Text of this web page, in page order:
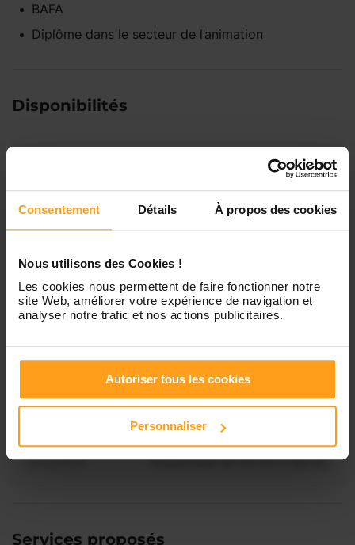
Consentement Détails À propos des cookies
Nous utilisons des Cookies !
Les cookies nous permettent de faire fonctionner notre
site Web, améliorer votre expérience de navigation et
analyser notre trafic et nos actions publicitaires.
Autoriser tous les cookies
Personnaliser
BAFA
Diplôme dans le secteur de l’animation
Disponibilités
Indisponible
Mardi Disponible de 00:00 à 00:00
Mercredi Disponible de 00:00 à 00:30
Jeudi Disponible de 00:00 à 00:00
Vendredi Disponible de 00:00 à 00:00
Samedi Disponible de 00:00 à 00:00
Dimanche Disponible de 00:00 à 00:00
Vous souhaitez connaître les
disponibilités de Clara ?
Services proposés